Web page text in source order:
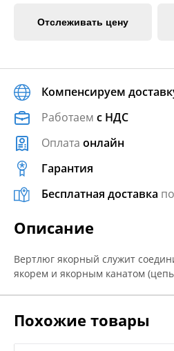
Отслеживать цену
Компенсируем
Работаем с НДС
Оплата онлайн
Гарантия
Бесплатная доставка
Описание
Вертлюг якорный служит
якорем и якорным канатом
Похожие товары